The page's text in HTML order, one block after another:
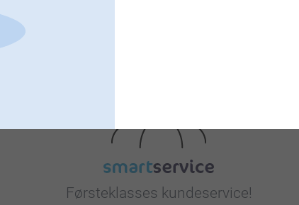
Førsteklasses kundeservice!